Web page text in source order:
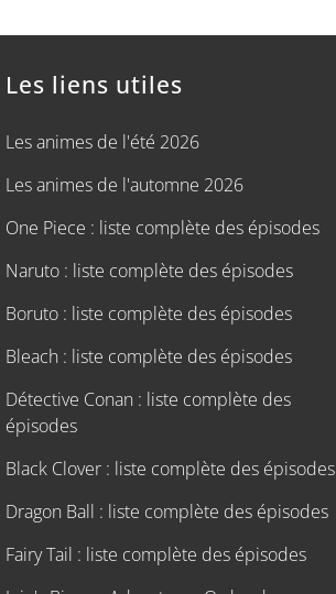
Les liens utiles
Les animes de l'été 2026
Les animes de l'automne 2026
One Piece : liste complète des épisodes
Naruto : liste complète des épisodes
Boruto : liste complète des épisodes
Bleach : liste complète des épisodes
Détective Conan : liste complète des
épisodes
Black Clover : liste complète des épisodes
Dragon Ball : liste complète des épisodes
Fairy Tail : liste complète des épisodes